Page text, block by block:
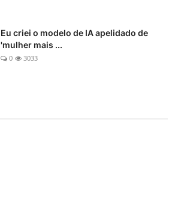
Eu criei o modelo de IA apelidado de
'mulher mais ...
0 3033